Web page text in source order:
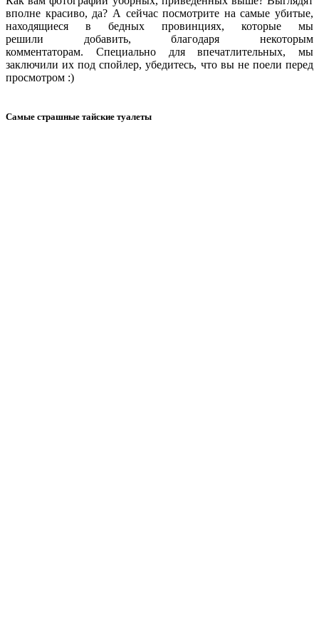
вполне красиво, да? А сейчас посмотрите на самые убитые,
находящиеся в бедных провинциях, которые мы
решили добавить, благодаря некоторым
комментаторам. Специально для впечатлительных, мы
заключили их под спойлер, убедитесь, что вы не поели перед
просмотром :)
Самые страшные тайские туалеты